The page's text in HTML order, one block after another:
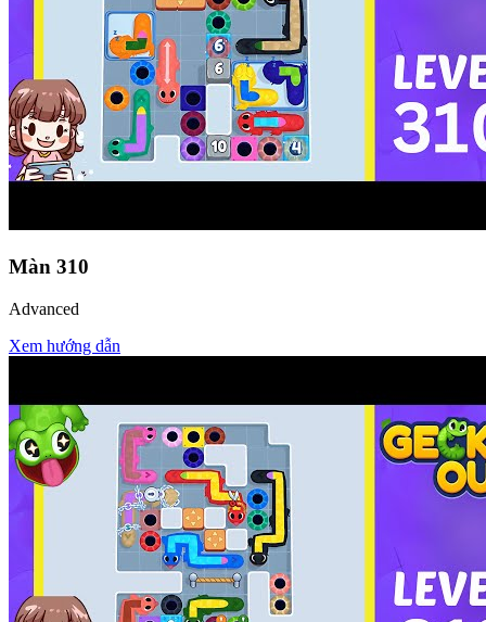
Màn 310
Advanced
Xem hướng dẫn